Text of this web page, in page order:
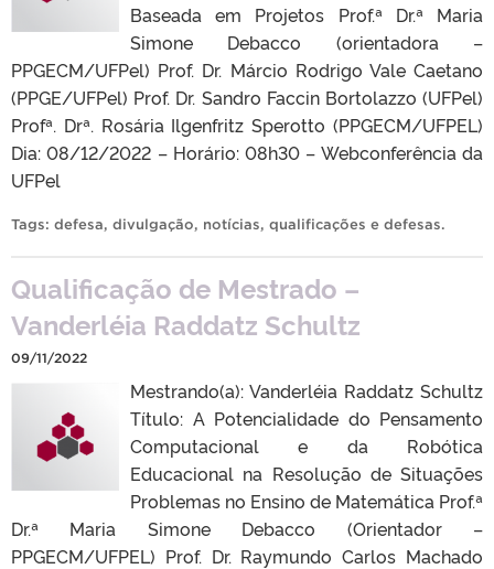
Baseada em Projetos Prof.ª Dr.ª Maria
Simone Debacco (orientadora –
PPGECM/UFPel) Prof. Dr. Márcio Rodrigo Vale Caetano
(PPGE/UFPel) Prof. Dr. Sandro Faccin Bortolazzo (UFPel)
Profª. Drª. Rosária Ilgenfritz Sperotto (PPGECM/UFPEL)
Dia: 08/12/2022 – Horário: 08h30 – Webconferência da
UFPel
Tags: defesa, divulgação, notícias, qualificações e defesas.
Qualificação de Mestrado –
Vanderléia Raddatz Schultz
09/11/2022
Mestrando(a): Vanderléia Raddatz Schultz
Título: A Potencialidade do Pensamento
Computacional e da Robótica
Educacional na Resolução de Situações
Problemas no Ensino de Matemática Prof.ª
Dr.ª Maria Simone Debacco (Orientador –
PPGECM/UFPEL) Prof. Dr. Raymundo Carlos Machado